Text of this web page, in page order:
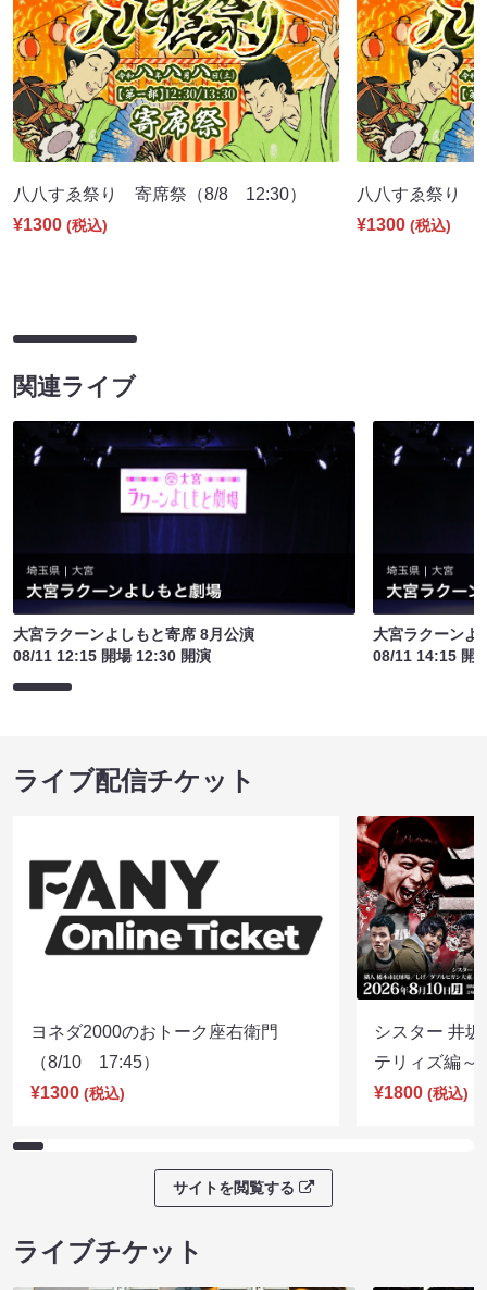
八八すゑ祭り 寄席祭（8/8 12:30）
¥1300 (税込)
八八すゑ祭り
¥1300 (税込)
関連ライブ
大宮ラクーンよしもと寄席 8月公演
08/11 12:15 開場 12:30 開演
大宮ラクーンよ
08/11 14:15 開
ライブ配信チケット
ヨネダ2000のおトーク座右衛門
（8/10 17:45）
¥1300 (税込)
シスター 井
テリィズ編
¥1800 (税込)
サイトを閲覧する
ライブチケット